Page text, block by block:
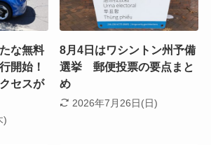
な無料
開始！
セスが
)
8月4日はワシントン州予備
選挙 郵便投票の要点まと
め
2026年7月26日(日)